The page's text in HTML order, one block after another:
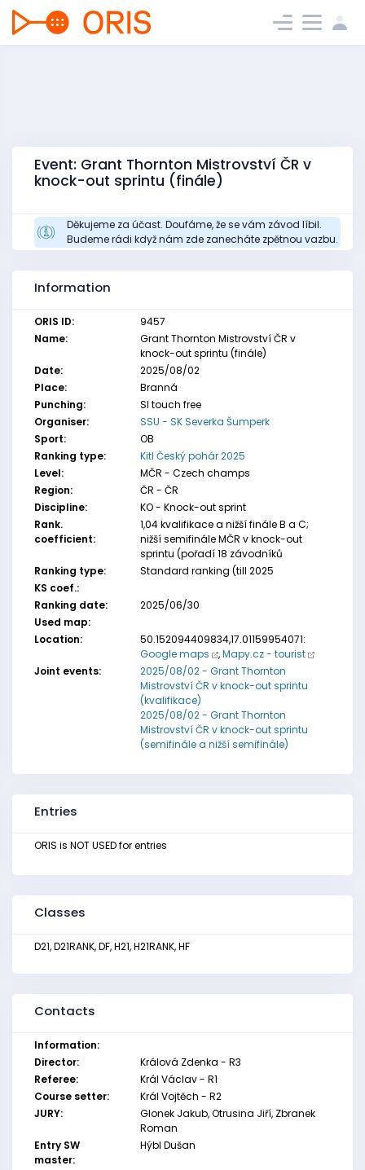
Event: Grant Thornton Mistrovství ČR v
knock-out sprintu (finále)
Děkujeme za účast. Doufáme, že se vám závod líbil.
Budeme rádi když nám zde zanecháte zpětnou vazbu.
Information
ORIS ID:
9457
Name:
Grant Thornton Mistrovství ČR v
knock-out sprintu (finále)
Date:
2025/08/02
Place:
Branná
Punching:
SI touch free
Organiser:
SSU - SK Severka Šumperk
Sport:
OB
Ranking type:
Kitl Český pohár 2025
Level:
MČR - Czech champs
Region:
ČR - ČR
Discipline:
KO - Knock-out sprint
Rank.
coefficient:
1,04 kvalifikace a nižší finále B a C;
nižší semifinále MČR v knock-out
sprintu (pořadí 18 závodníků
Ranking type:
Standard ranking (till 2025
KS coef.:
Ranking date:
2025/06/30
Used map:
Location:
50.152094409834,17.01159954071:
Google maps
,Mapy.cz - tourist
Joint events:
2025/08/02 - Grant Thornton
Mistrovství ČR v knock-out sprintu
(kvalifikace)
2025/08/02 - Grant Thornton
Mistrovství ČR v knock-out sprintu
(semifinále a nižší semifinále)
Entries
ORIS is NOT USED for entries
Classes
D21, D21RANK, DF, H21, H21RANK, HF
Contacts
Information:
Director:
Králová Zdenka - R3
Referee:
Král Václav - R1
Course setter:
Král Vojtěch - R2
JURY:
Glonek Jakub, Otrusina Jiří, Zbranek
Roman
Entry SW
master:
Hýbl Dušan